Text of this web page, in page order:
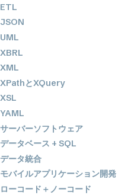
ETL
JSON
UML
XBRL
XML
XPathとXQuery
XSL
YAML
サーバーソフトウェア
データベース + SQL
データ統合
モバイルアプリケーション開発
ローコード＋ノーコード